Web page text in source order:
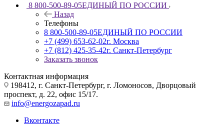
8 800-500-89-05ЕДИНЫЙ ПО РОССИИ
Назад
Телефоны
8 800-500-89-05ЕДИНЫЙ ПО РОССИИ
+7 (499) 653-62-02г. Москва
+7 (812) 425-35-42г. Санкт-Петербург
Заказать звонок
Контактная информация
198412, г. Санкт-Петербург, г. Ломоносов, Дворцовый
проспект, д. 22, офис 15/17.
info@energozapad.ru
Вконтакте